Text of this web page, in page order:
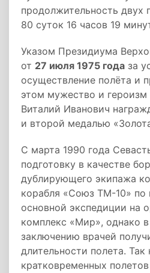
продолжительность двух
80 суток 16 часов 19
Указом Президиума
от 27 июля 1975 года за
осуществление полёта и
этом мужество и героизм
Виталий Иванович
и второй медалью
С марта 1990 года
подготовку в качестве
дублирующего экипажа
корабля «Союз ТМ-10» по
основной экспедиции на
комплекс «Мир», однако
заключению врачей
длительности полета. Так
кратковременных